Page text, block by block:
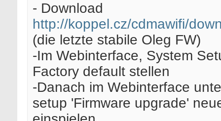
- Download
http://koppel.cz/cdmawifi/
(die letzte stabile Oleg FW)
-Im Webinterface, System
Factory default stellen
-Danach im Webinterface
setup 'Firmware upgrade'